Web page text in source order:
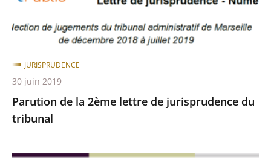
tribunal
Parution de la 2ème lettre de jurisprudence du
tribunal
JURISPRUDENCE
30 juin 2019